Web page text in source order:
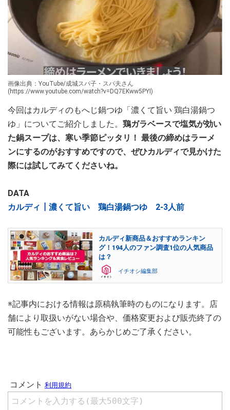
画像出典：YouTube/成城スパ子・スパ夫さん
(https://www.youtube.com/watch?v=DQ7EKww5PYI)
今回はカルディのもへじ鍋つゆ「濃くて旨い 鶏白湯鍋つ
ゆ」についてご紹介しました。 鶏ガラベースで塩気が効い
た鍋スープは、寒い季節ピッタリ！ 最後の締めはラーメ
ンにするのがおすすめですので、ぜひカルディで見かけた
際には試してみてくださいね。
DATA
カルディ┃濃くて旨い 鶏白湯鍋つゆ 2-3人前
カルディ新商品＆おすすめランキン
グ！194人のファン調査1位の人気商品
は？
イチオシ編集部
※記事内における情報は原稿執筆時のものになります。店
舗により取扱いがない場合や、価格変更および販売終了の
可能性もございます。あらかじめご了承ください。